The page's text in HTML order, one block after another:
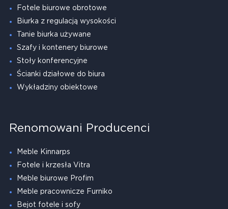
Fotele biurowe obrotowe
Biurka z regulacją wysokości
Tanie biurka używane
Szafy i kontenery biurowe
Stoły konferencyjne
Ścianki działowe do biura
Wykładziny obiektowe
Renomowani Producenci
Meble Kinnarps
Fotele i krzesła Vitra
Meble biurowe Profim
Meble pracownicze Furniko
Bejot fotele i sofy